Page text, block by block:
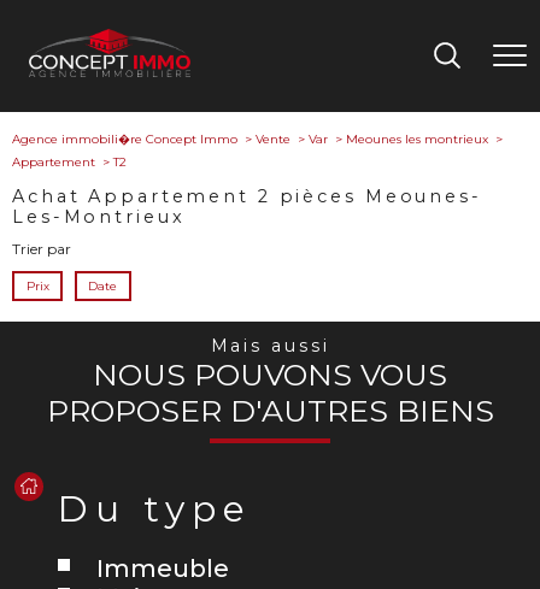
Agence immobili�re Concept Immo Vente Var
Meounes les montrieux
Appartement
T2
Achat Appartement 2 pièces Meounes-
Les-Montrieux
Trier par
Prix Date
Mais aussi
NOUS POUVONS VOUS
PROPOSER D'AUTRES BIENS
Du type
Immeuble